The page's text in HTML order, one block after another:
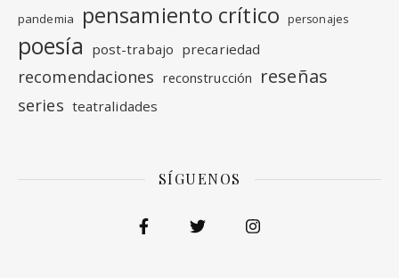
pandemia pensamiento crítico personajes
poesía post-trabajo precariedad
recomendaciones reconstrucción reseñas
series teatralidades
SÍGUENOS